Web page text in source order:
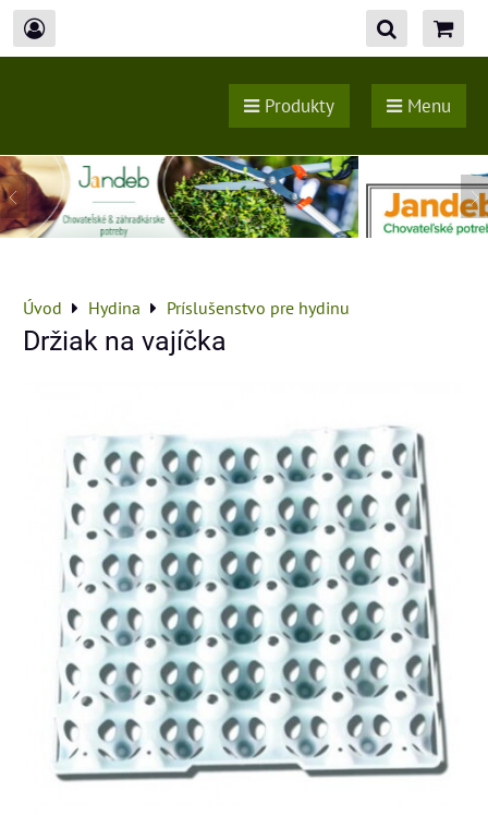
Produkty Menu
Úvod Hydina Príslušenstvo pre hydinu
Držiak na vajíčka